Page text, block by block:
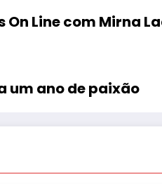
On Line com Mirna
um ano de paixão